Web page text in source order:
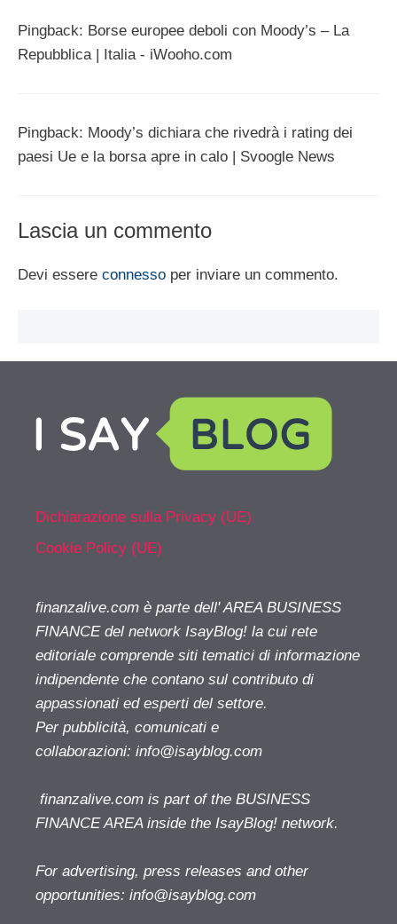
Pingback: Borse europee deboli con Moody’s – La
Repubblica | Italia - iWooho.com
Pingback: Moody’s dichiara che rivedrà i rating dei
paesi Ue e la borsa apre in calo | Svoogle News
Lascia un commento
Devi essere connesso per inviare un commento.
Dichiarazione sulla Privacy (UE)
Cookie Policy (UE)
finanzalive.com è parte dell' AREA BUSINESS
FINANCE del network IsayBlog! la cui rete
editoriale comprende siti tematici di informazione
indipendente che contano sul contributo di
appassionati ed esperti del settore.
Per pubblicità, comunicati e
collaborazioni: info@isayblog.com
finanzalive.com is part of the BUSINESS
FINANCE AREA inside the IsayBlog! network.
For advertising, press releases and other
opportunities: info@isayblog.com